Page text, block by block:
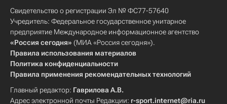
Свидетельство о регистрации Эл № ФС77-57640
Учредитель: Федеральное государственное унитарное
предприятие Международное информационное агентство
«Россия сегодня» (МИА «Россия сегодня»).
Правила использования материалов
Политика конфиденциальности
Правила применения рекомендательных технологий
Главный редактор: Гаврилова А.В.
Адрес электронной почты Редакции: r-sport.internet@ria.ru